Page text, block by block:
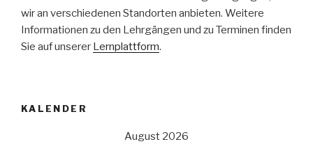
wir an verschiedenen Standorten anbieten. Weitere
Informationen zu den Lehrgängen und zu Terminen finden
Sie auf unserer Lernplattform.
KALENDER
August 2026